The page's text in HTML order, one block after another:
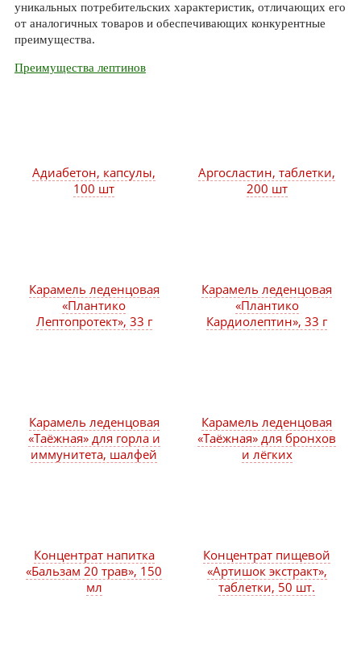
уникальных потребительских характеристик, отличающих его
от аналогичных товаров и обеспечивающих конкурентные
преимущества.
Преимущества лептинов
Адиабетон, капсулы,
100 шт
Аргосластин, таблетки,
200 шт
Карамель леденцовая
«Плантико
Кардиолептин», 33 г
Карамель леденцовая
«Плантико
Лептопротект», 33 г
Карамель леденцовая
«Таёжная» для бронхов
и лёгких
Карамель леденцовая
«Таёжная» для горла и
иммунитета, шалфей
Концентрат напитка
«Бальзам 20 трав», 150
мл
Концентрат пищевой
«Артишок экстракт»,
таблетки, 50 шт.